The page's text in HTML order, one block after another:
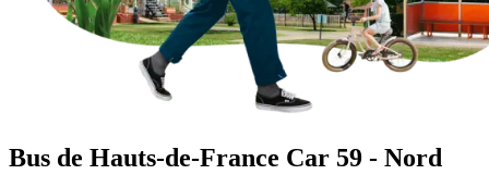
Bus de Hauts-de-France Car 59 - Nord